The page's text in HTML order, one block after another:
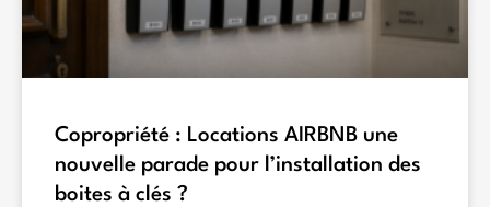
Copropriété : Locations AIRBNB une
nouvelle parade pour l’installation des
boites à clés ?